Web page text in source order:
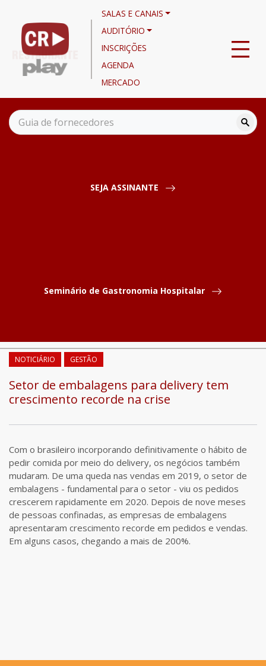
SALAS E CANAIS
AUDITÓRIO
INSCRIÇÕES
AGENDA
MERCADO
SEJA ASSINANTE
Seminário de Gastronomia Hospitalar
Canais
Noticiário
NOTICIÁRIO GESTÃO
Setor de embalagens para delivery tem
crescimento recorde na crise
Com o brasileiro incorporando definitivamente o hábito de
pedir comida por meio do delivery, os negócios também
mudaram. De uma queda nas vendas em 2019, o setor de
embalagens - fundamental para o setor - viu os pedidos
crescerem rapidamente em 2020. Depois de nove meses
de pessoas confinadas, as empresas de embalagens
apresentaram crescimento recorde em pedidos e vendas.
Em alguns casos, chegando a mais de 200%.